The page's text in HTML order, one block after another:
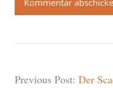
Previous Post: Der